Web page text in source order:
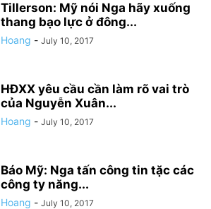
Tillerson: Mỹ nói Nga hãy xuống
thang bạo lực ở đông...
Hoang - July 10, 2017
HĐXX yêu cầu cần làm rõ vai trò
của Nguyễn Xuân...
Hoang - July 10, 2017
Báo Mỹ: Nga tấn công tin tặc các
công ty năng...
Hoang - July 10, 2017